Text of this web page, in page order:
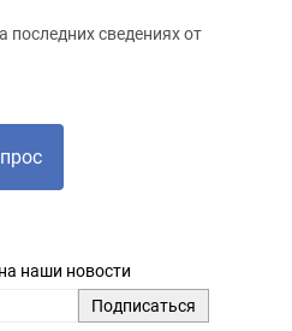
сведениях от
наши новости